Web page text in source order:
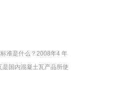
准是什么？2008年4 年
国内混凝土瓦产品所使